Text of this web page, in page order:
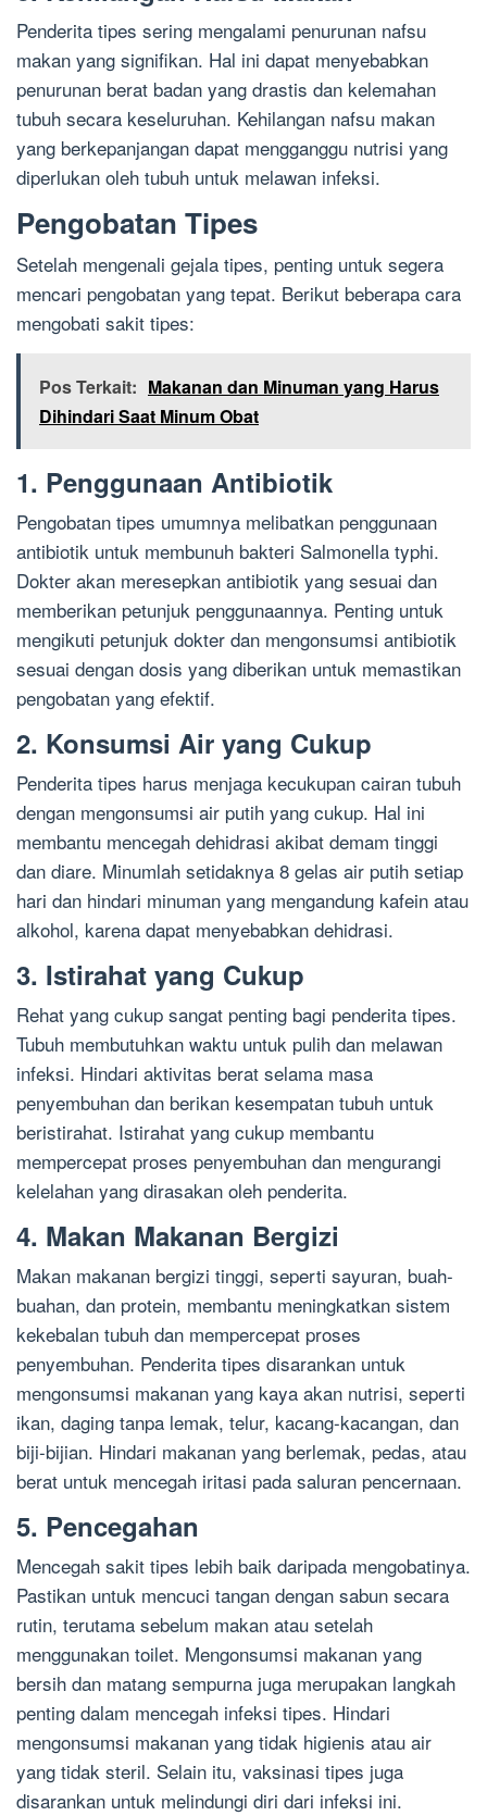
Penderita tipes sering mengalami penurunan nafsu
makan yang signifikan. Hal ini dapat menyebabkan
penurunan berat badan yang drastis dan kelemahan
tubuh secara keseluruhan. Kehilangan nafsu makan
yang berkepanjangan dapat mengganggu nutrisi yang
diperlukan oleh tubuh untuk melawan infeksi.
Pengobatan Tipes
Setelah mengenali gejala tipes, penting untuk segera
mencari pengobatan yang tepat. Berikut beberapa cara
mengobati sakit tipes:
Pos Terkait: Makanan dan Minuman yang Harus
Dihindari Saat Minum Obat
1. Penggunaan Antibiotik
Pengobatan tipes umumnya melibatkan penggunaan
antibiotik untuk membunuh bakteri Salmonella typhi.
Dokter akan meresepkan antibiotik yang sesuai dan
memberikan petunjuk penggunaannya. Penting untuk
mengikuti petunjuk dokter dan mengonsumsi antibiotik
sesuai dengan dosis yang diberikan untuk memastikan
pengobatan yang efektif.
2. Konsumsi Air yang Cukup
Penderita tipes harus menjaga kecukupan cairan tubuh
dengan mengonsumsi air putih yang cukup. Hal ini
membantu mencegah dehidrasi akibat demam tinggi
dan diare. Minumlah setidaknya 8 gelas air putih setiap
hari dan hindari minuman yang mengandung kafein atau
alkohol, karena dapat menyebabkan dehidrasi.
3. Istirahat yang Cukup
Rehat yang cukup sangat penting bagi penderita tipes.
Tubuh membutuhkan waktu untuk pulih dan melawan
infeksi. Hindari aktivitas berat selama masa
penyembuhan dan berikan kesempatan tubuh untuk
beristirahat. Istirahat yang cukup membantu
mempercepat proses penyembuhan dan mengurangi
kelelahan yang dirasakan oleh penderita.
4. Makan Makanan Bergizi
Makan makanan bergizi tinggi, seperti sayuran, buah-
buahan, dan protein, membantu meningkatkan sistem
kekebalan tubuh dan mempercepat proses
penyembuhan. Penderita tipes disarankan untuk
mengonsumsi makanan yang kaya akan nutrisi, seperti
ikan, daging tanpa lemak, telur, kacang-kacangan, dan
biji-bijian. Hindari makanan yang berlemak, pedas, atau
berat untuk mencegah iritasi pada saluran pencernaan.
5. Pencegahan
Mencegah sakit tipes lebih baik daripada mengobatinya.
Pastikan untuk mencuci tangan dengan sabun secara
rutin, terutama sebelum makan atau setelah
menggunakan toilet. Mengonsumsi makanan yang
bersih dan matang sempurna juga merupakan langkah
penting dalam mencegah infeksi tipes. Hindari
mengonsumsi makanan yang tidak higienis atau air
yang tidak steril. Selain itu, vaksinasi tipes juga
disarankan untuk melindungi diri dari infeksi ini.